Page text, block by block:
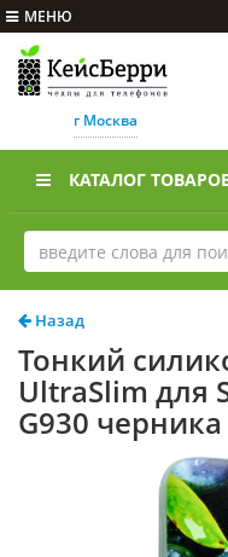
МЕНЮ
г Москва
КАТАЛОГ
Назад
Тонкий
UltraSlim для
G930 черника